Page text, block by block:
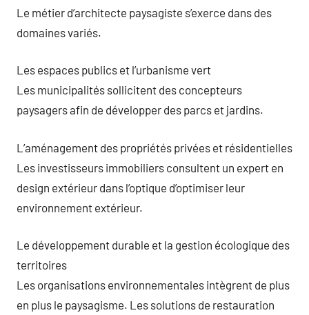
Le métier d’architecte paysagiste s’exerce dans des
domaines variés.
Les espaces publics et l’urbanisme vert
Les municipalités sollicitent des concepteurs
paysagers afin de développer des parcs et jardins.
L’aménagement des propriétés privées et résidentielles
Les investisseurs immobiliers consultent un expert en
design extérieur dans l’optique d’optimiser leur
environnement extérieur.
Le développement durable et la gestion écologique des
territoires
Les organisations environnementales intègrent de plus
en plus le paysagisme. Les solutions de restauration